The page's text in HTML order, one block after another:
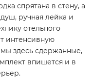
спрятана в стену, а
ручная лейка и
отельного
интенсивную
здесь сдержанные,
впишется и в